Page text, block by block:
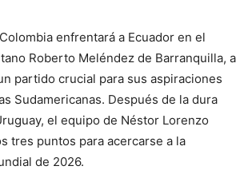
enfrentará a Ecuador en el
Roberto Meléndez de Barranquilla, a
partido crucial para sus aspiraciones
Sudamericanas. Después de la dura
el equipo de Néstor Lorenzo
tres puntos para acercarse a la
de 2026.